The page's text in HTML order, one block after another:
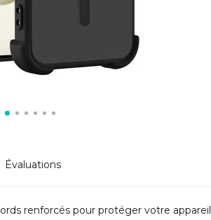
Évaluations
renforcés pour protéger votre appareil